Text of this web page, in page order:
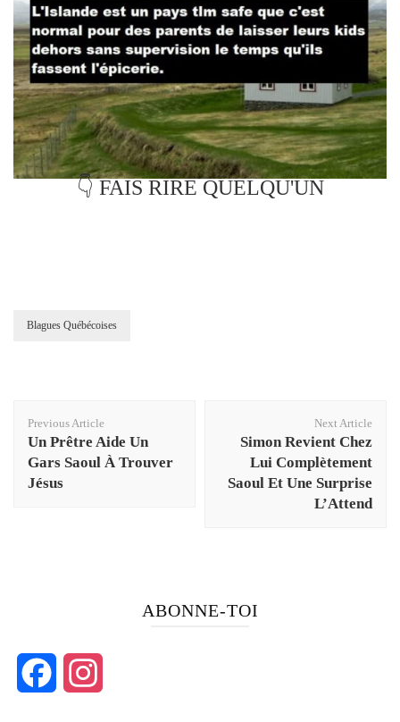
👇 FAIS RIRE QUELQU'UN
Blagues Québécoises
Navigation
Previous Article
Un Prêtre Aide Un
Gars Saoul À Trouver
Jésus
Next Article
Simon Revient Chez
Lui Complètement
Saoul Et Une Surprise
L’Attend
ABONNE-TOI